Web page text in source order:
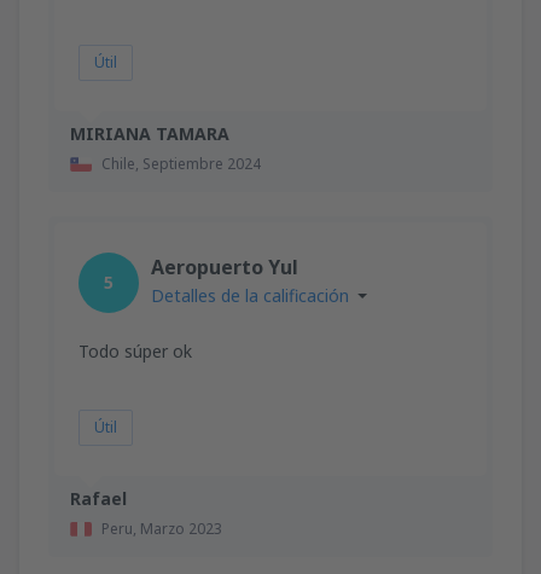
MIRIANA TAMARA
Chile, Septiembre 2024
Útil
Rafael
Peru, Marzo 2023
5
Aeropuerto Yul
Detalles de la calificación
Todo súper ok
Útil